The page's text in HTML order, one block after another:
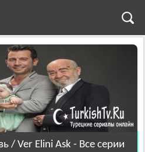
/ Ver Elini Ask - Все серии